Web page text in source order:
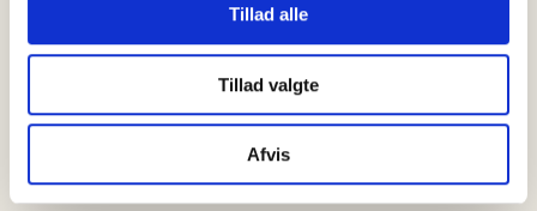
Tillad alle
Tillad valgte
Afvis